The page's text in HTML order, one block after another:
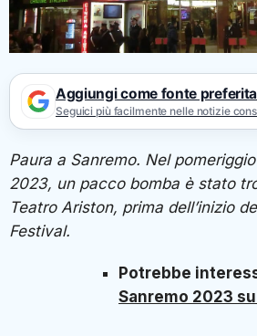
Aggiungi come fonte
Seguici più facilmente nelle notizie
Paura a Sanremo. Nel
2023, un pacco bomba è stato
Teatro Ariston, prima dell’inizio
Festival.
Potrebbe
Sanremo 2023